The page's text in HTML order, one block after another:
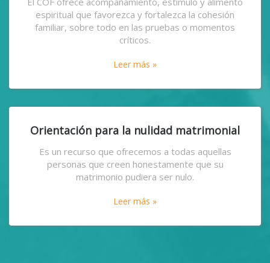
espiritual que favorezca y fortalezca la cohesión
familiar, sobre todo en las pruebas o momentos
críticos.
Leer más »
Orientación para la nulidad matrimonial
Es un recurso que ofrecemos a todas aquellas
personas que creen honestamente que su
matrimonio pudiera ser nulo.
Leer más »